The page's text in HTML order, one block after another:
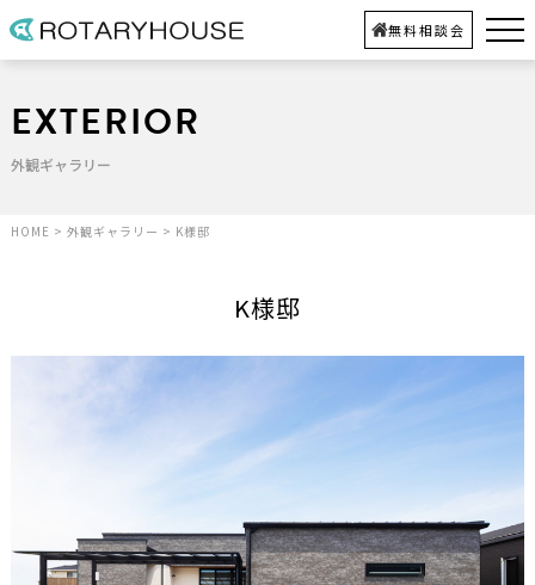
無料相談会
EXTERIOR
外観ギャラリー
HOME > 外観ギャラリー > K様邸
K様邸